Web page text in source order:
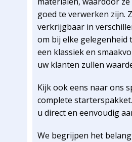
goed te verwerken zijn.
verkrijgbaar in
om bij elke gelegenheid
een klassiek en
uw klanten zullen
Kijk ook eens naar ons
complete
u direct en eenvoudig
We begrijpen het